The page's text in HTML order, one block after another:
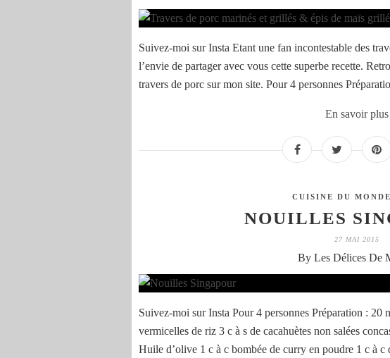
Suivez-moi sur Insta Etant une fan incontestable des
l’envie de partager avec vous cette superbe recette.
travers de porc sur mon site. Pour 4 personnes
En savoir plus
CUISINE DU MONDE
NOUILLES
27 MAI 2015
By Les Délices De
Suivez-moi sur Insta Pour 4 personnes Préparation : 20
vermicelles de riz 3 c à s de cacahuètes non salées
Huile d’olive 1 c à c bombée de curry en poudre 1 c à c